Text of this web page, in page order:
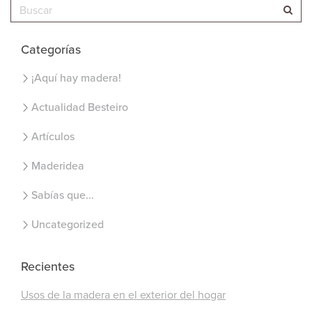
Categorías
¡Aquí hay madera!
Actualidad Besteiro
Artículos
Maderidea
Sabías que...
Uncategorized
Recientes
Usos de la madera en el exterior del hogar